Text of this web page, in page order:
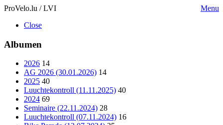
ProVelo.lu / LVI
Menu
Close
Albumen
2026 14
AG 2026 (30.01.2026) 14
2025 40
Luuchtekontroll (11.11.2025) 40
2024 69
Seminaire (22.11.2024) 28
Luuchtekontroll (07.11.2024) 16